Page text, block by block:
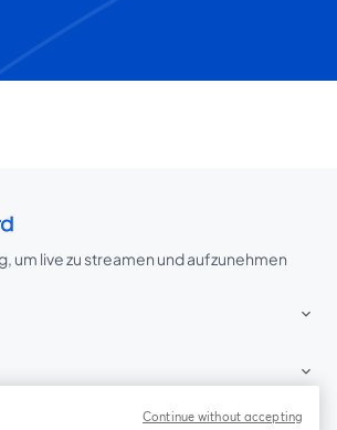
um live zu streamen und aufzunehmen
Continue without accepting